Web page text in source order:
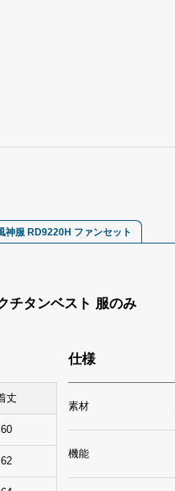
神服 RD9220H ファンセット
チタンベスト 服のみ
丈
60
62
仕様
素材
機能